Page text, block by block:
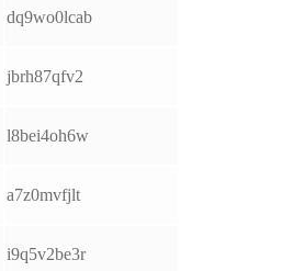
dq9wo0lcab
jbrh87qfv2
l8bei4oh6w
a7z0mvfjlt
i9q5v2be3r